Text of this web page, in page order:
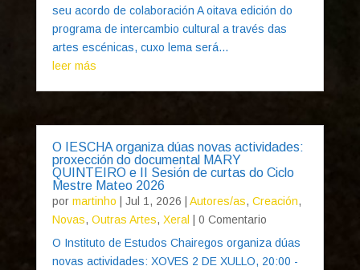
seu acordo de colaboración A oitava edición do
programa de intercambio cultural a través das
artes escénicas, cuxo lema será...
leer más
O IESCHA organiza dúas novas actividades:
proxección do documental MARY
QUINTEIRO e II Sesión de curtas do Ciclo
Mestre Mateo 2026
por martinho Jul 1, 2026 Autores/as, Creación,
Novas, Outras Artes, Xeral
| 0 Comentario
O Instituto de Estudos Chairegos organiza dúas
novas actividades: XOVES 2 DE XULLO, 20:00 -